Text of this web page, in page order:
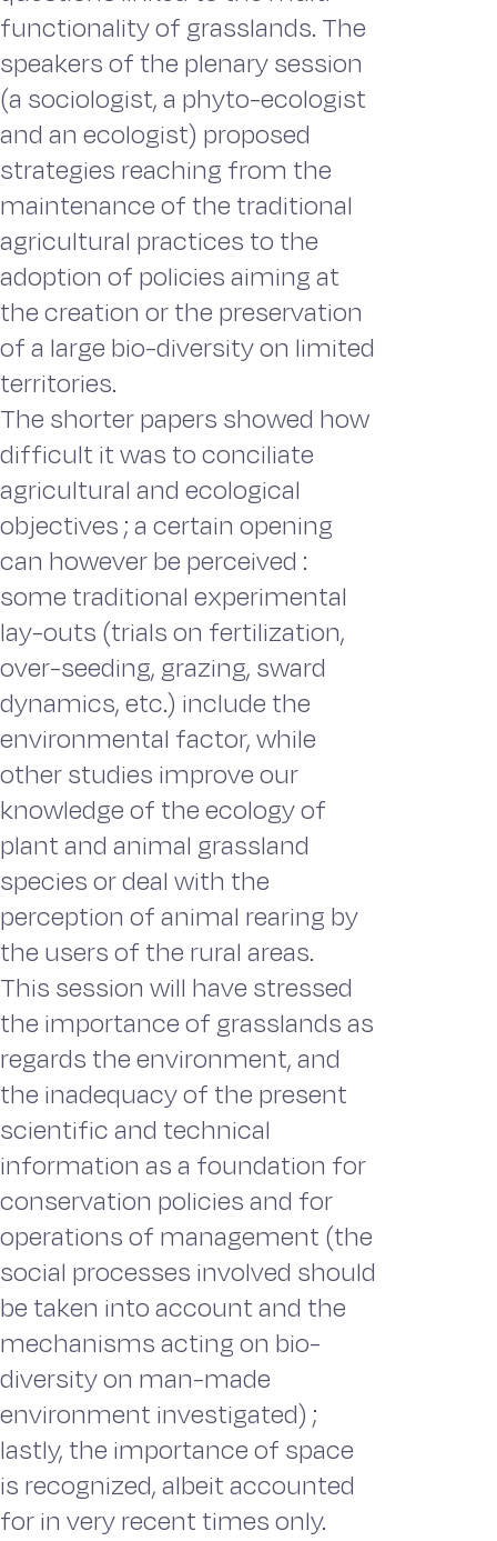
functionality of grasslands. The
speakers of the plenary session
(a sociologist, a phyto-ecologist
and an ecologist) proposed
strategies reaching from the
maintenance of the traditional
agricultural practices to the
adoption of policies aiming at
the creation or the preservation
of a large bio-diversity on limited
territories.
The shorter papers showed how
difficult it was to conciliate
agricultural and ecological
objectives ; a certain opening
can however be perceived :
some traditional experimental
lay-outs (trials on fertilization,
over-seeding, grazing, sward
dynamics, etc.) include the
environmental factor, while
other studies improve our
knowledge of the ecology of
plant and animal grassland
species or deal with the
perception of animal rearing by
the users of the rural areas.
This session will have stressed
the importance of grasslands as
regards the environment, and
the inadequacy of the present
scientific and technical
information as a foundation for
conservation policies and for
operations of management (the
social processes involved should
be taken into account and the
mechanisms acting on bio-
diversity on man-made
environment investigated) ;
lastly, the importance of space
is recognized, albeit accounted
for in very recent times only.